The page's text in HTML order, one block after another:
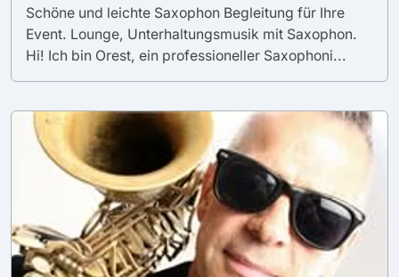
Schöne und leichte Saxophon Begleitung für Ihre
Event. Lounge, Unterhaltungsmusik mit Saxophon.
Hi! Ich bin Orest, ein professioneller Saxophoni...